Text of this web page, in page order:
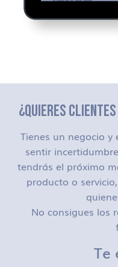
¿QUIERES
Tienes un negocio
sentir
tendrás el próximo
producto o
No consigues los
Te